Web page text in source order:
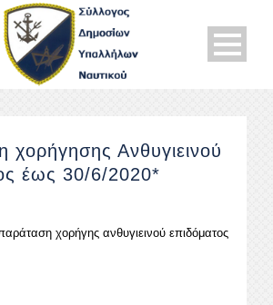
χορήγησης Ανθυγιεινού
έως 30/6/2020*
χορήγης ανθυγιεινού επιδόματος